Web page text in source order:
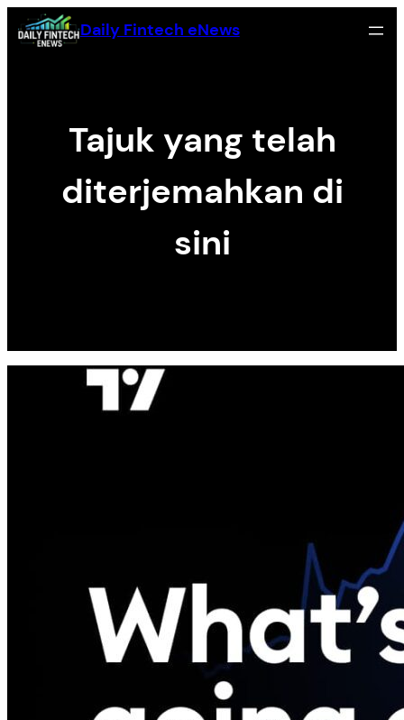
Skip
to
Daily Fintech eNews
Tajuk yang telah
diterjemahkan di
sini